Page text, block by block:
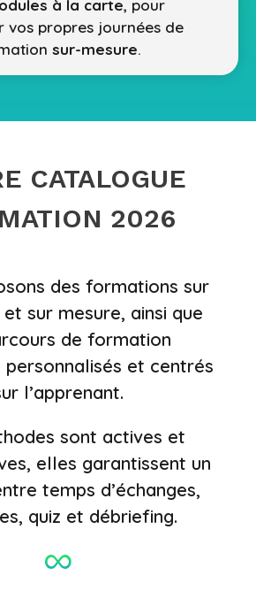
à la carte, pour
vos propres journées de
sur-mesure.
CATALOGUE
2026
des formations sur
sur mesure, ainsi que
de formation
personnalisés et centrés
l’apprenant.
sont actives et
elles garantissent un
temps d’échanges,
quiz et débriefing.